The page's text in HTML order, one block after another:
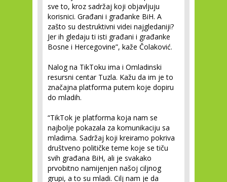
sve to, kroz sadržaj koji objavljuju
korisnici. Građani i građanke BiH. A
zašto su destruktivni videi najgledaniji?
Jer ih gledaju ti isti građani i građanke
Bosne i Hercegovine”, kaže Čolaković.
Nalog na TikToku ima i Omladinski
resursni centar Tuzla. Kažu da im je to
značajna platforma putem koje dopiru
do mladih.
“TikTok je platforma koja nam se
najbolje pokazala za komunikaciju sa
mladima. Sadržaj koji kreiramo pokriva
društveno političke teme koje se tiču
svih građana BiH, ali je svakako
prvobitno namijenjen našoj ciljnog
grupi, a to su mladi. Cilj nam je da